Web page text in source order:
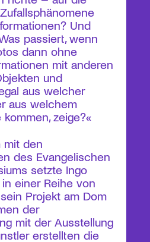
Und
passiert, wenn
dann ohne
mit anderen
und
aus welcher
aus welchem
zeige?«
mit den
des Evangelischen
setzte Ingo
einer Reihe von
Projekt am Dom
der
mit der Ausstellung
erstellten die